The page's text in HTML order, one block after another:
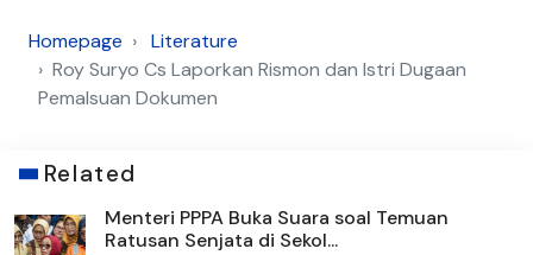
Homepage
Literature
Roy Suryo Cs Laporkan Rismon dan Istri Dugaan
Pemalsuan Dokumen
Related
Menteri PPPA Buka Suara soal Temuan
Ratusan Senjata di Sekol...